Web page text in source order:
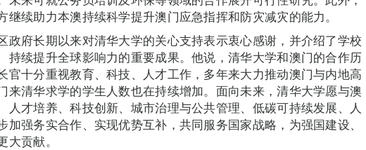
继续助力本澳持续科学提升澳门应急指挥和防灾减灾的能力。
政府长期以来对清华大学的关心支持表示衷心感谢，并介绍了学校
持续提升全球影响力的重要成果。他说，清华大学和澳门的合作历
官十分重视教育、科技、人才工作，多年来大力推动澳门与内地高
来清华求学的学生人数也在持续增加。面向未来，清华大学愿与澳
人才培养、科技创新、城市治理与公共管理、低碳可持续发展、人
加强务实合作、实现优势互补，共同服务国家战略，为强国建设、
大贡献。